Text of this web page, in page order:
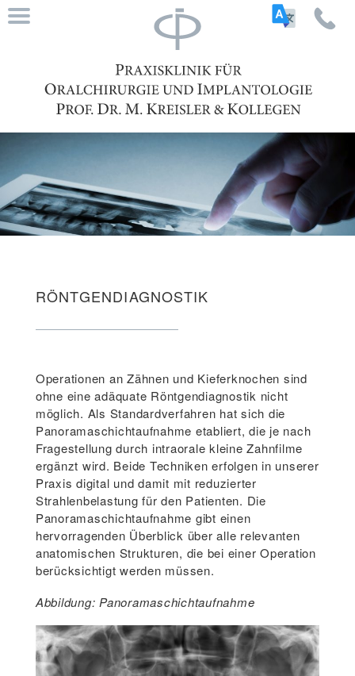
RÖNTGENDIAGNOSTIK
Operationen an Zähnen und Kieferknochen sind
ohne eine adäquate Röntgendiagnostik nicht
möglich. Als Standardverfahren hat sich die
Panoramaschichtaufnahme etabliert, die je nach
Fragestellung durch intraorale kleine Zahnfilme
ergänzt wird. Beide Techniken erfolgen in unserer
Praxis digital und damit mit reduzierter
Strahlenbelastung für den Patienten. Die
Panoramaschichtaufnahme gibt einen
hervorragenden Überblick über alle relevanten
anatomischen Strukturen, die bei einer Operation
berücksichtigt werden müssen.
Abbildung: Panoramaschichtaufnahme